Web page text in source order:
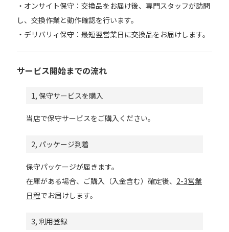
・オンサイト保守：交換品をお届け後、専門スタッフが訪問
し、交換作業と動作確認を行います。
・デリバリィ保守：最短翌営業日に交換品をお届けします。
サービス開始までの流れ
1, 保守サービスを購入
当店で保守サービスをご購入ください。
2, パッケージ到着
保守パッケージが届きます。
在庫がある場合、ご購入（入金含む）確定後、 2-3営業
日程でお届けします。
3, 利用登録